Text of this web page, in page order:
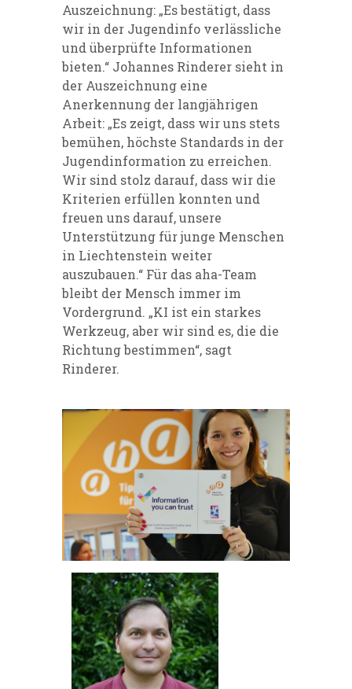
Auszeichnung: „Es bestätigt, dass
wir in der Jugendinfo verlässliche
und überprüfte Informationen
bieten.“ Johannes Rinderer sieht in
der Auszeichnung eine
Anerkennung der langjährigen
Arbeit: „Es zeigt, dass wir uns stets
bemühen, höchste Standards in der
Jugendinformation zu erreichen.
Wir sind stolz darauf, dass wir die
Kriterien erfüllen konnten und
freuen uns darauf, unsere
Unterstützung für junge Menschen
in Liechtenstein weiter
auszubauen.“ Für das aha-Team
bleibt der Mensch immer im
Vordergrund. „KI ist ein starkes
Werkzeug, aber wir sind es, die die
Richtung bestimmen“, sagt
Rinderer.